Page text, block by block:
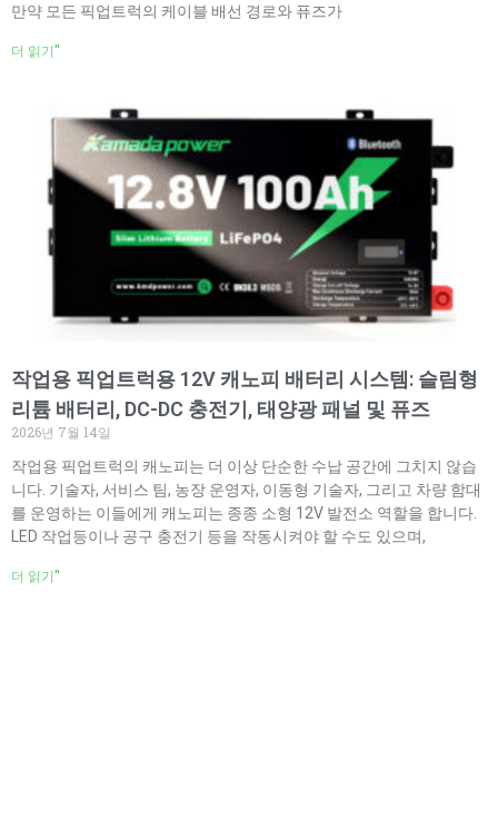
만약 모든 픽업트럭의 케이블 배선 경로와 퓨즈가
더 읽기"
작업용 픽업트럭용 12V 캐노피 배터리 시스템: 슬림형
리튬 배터리, DC-DC 충전기, 태양광 패널 및 퓨즈
2026년 7월 14일
작업용 픽업트럭의 캐노피는 더 이상 단순한 수납 공간에 그치지 않습
니다. 기술자, 서비스 팀, 농장 운영자, 이동형 기술자, 그리고 차량 함대
를 운영하는 이들에게 캐노피는 종종 소형 12V 발전소 역할을 합니다.
LED 작업등이나 공구 충전기 등을 작동시켜야 할 수도 있으며,
더 읽기"